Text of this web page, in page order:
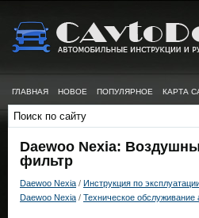
ГЛАВНАЯ НОВОЕ ПОПУЛЯРНОЕ КАРТА
Daewoo Nexia:
фильтр
Daewoo Nexia / Инструкция по
Daewoo Nexia / Техническое обслуживание